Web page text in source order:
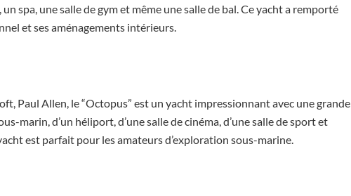
spa, une salle de gym et même une salle de bal. Ce yacht a remporté
et ses aménagements intérieurs.
Paul Allen, le “Octopus” est un yacht impressionnant avec une grande
marin, d’un héliport, d’une salle de cinéma, d’une salle de sport et
est parfait pour les amateurs d’exploration sous-marine.